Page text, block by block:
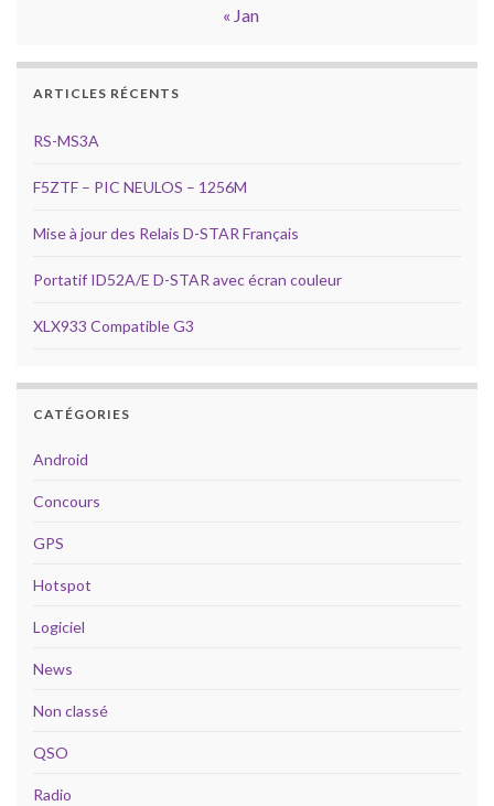
« Jan
ARTICLES RÉCENTS
RS-MS3A
F5ZTF – PIC NEULOS – 1256M
Mise à jour des Relais D-STAR Français
Portatif ID52A/E D-STAR avec écran couleur
XLX933 Compatible G3
CATÉGORIES
Android
Concours
GPS
Hotspot
Logiciel
News
Non classé
QSO
Radio